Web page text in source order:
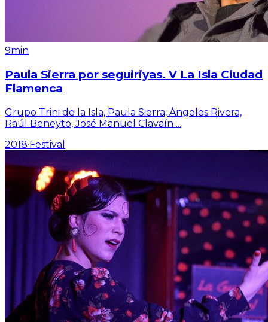
9min
Paula Sierra por seguiriyas. V La Isla Ciudad
Flamenca
Grupo Trini de la Isla, Paula Sierra, Ángeles Rivera,
Raúl Beneyto, José Manuel Clavaín ...
2018·Festival